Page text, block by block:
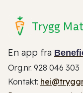
Trygg Mat
En app fra
Org.nr. 928 046 303
Kontakt: